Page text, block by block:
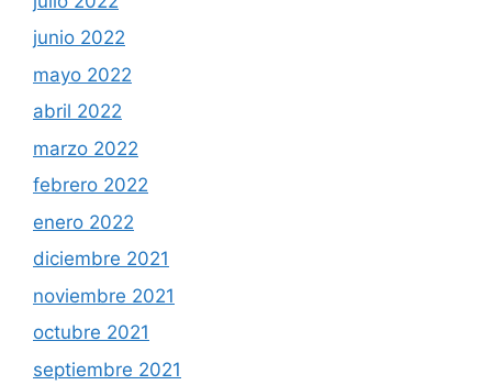
junio 2022
mayo 2022
abril 2022
marzo 2022
febrero 2022
enero 2022
diciembre 2021
noviembre 2021
octubre 2021
septiembre 2021